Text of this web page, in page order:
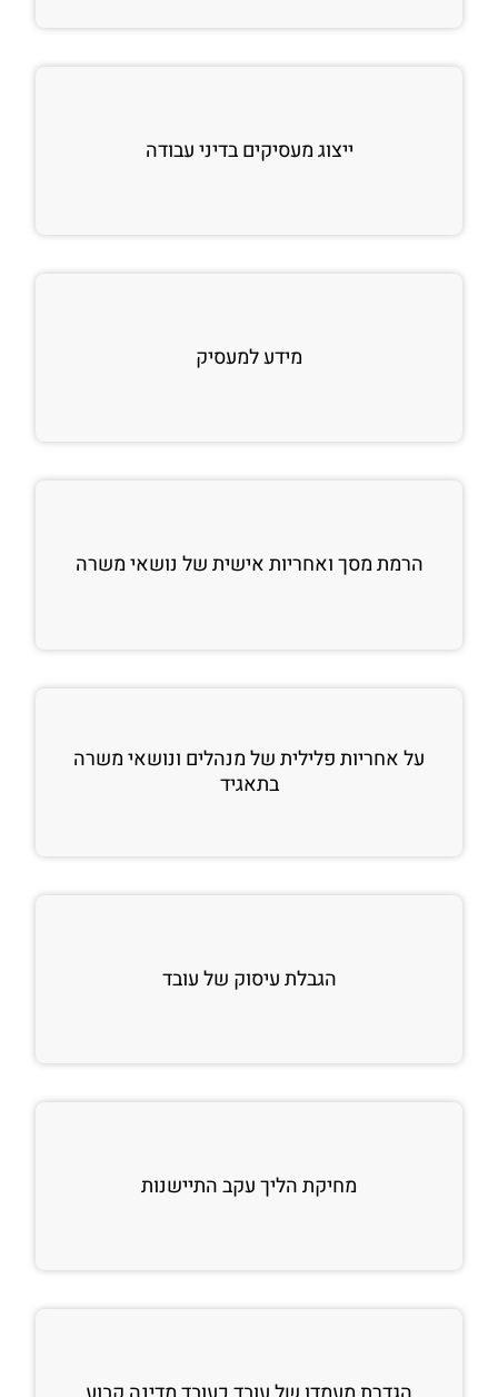
ייצוג מעסיקים בדיני עבודה
מידע למעסיק
הרמת מסך ואחריות אישית של נושאי משרה
על אחריות פלילית של מנהלים ונושאי משרה
בתאגיד
הגבלת עיסוק של עובד
מחיקת הליך עקב התיישנות